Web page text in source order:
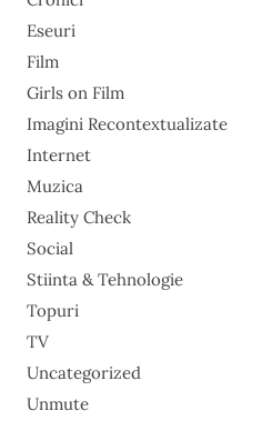
Eseuri
Film
Girls on Film
Imagini Recontextualizate
Internet
Muzica
Reality Check
Social
Stiinta & Tehnologie
Topuri
TV
Uncategorized
Unmute